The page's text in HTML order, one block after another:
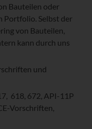
Bauteilen oder
Portfolio. Selbst der
von Bauteilen,
kann durch uns
und
618, 672, API-11P
Vorschriften,